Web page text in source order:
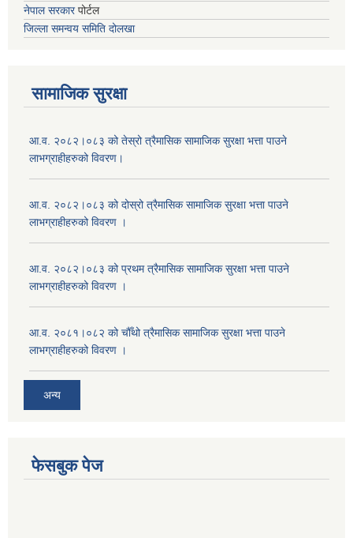
नेपाल सरकारपोर्टल
जिल्ला समन्वय समिति दोलखा
सामाजिक सुरक्षा
आ.व. २०८२।०८३ को तेस्रो त्रैमासिक सामाजिक सुरक्षा भत्ता पाउने
लाभग्राहीहरुको विवरण।
आ.व. २०८२।०८३ को दोस्रो त्रैमासिक सामाजिक सुरक्षा भत्ता पाउने
लाभग्राहीहरुको विवरण ।
आ.व. २०८२।०८३ को प्रथम त्रैमासिक सामाजिक सुरक्षा भत्ता पाउने
लाभग्राहीहरुको विवरण ।
आ.व. २०८१।०८२ को चौँथो त्रैमासिक सामाजिक सुरक्षा भत्ता पाउने
लाभग्राहीहरुको विवरण ।
अन्य
फेसबुक पेज